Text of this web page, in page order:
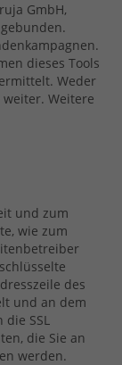
GmbH,
dieses Tools
Weder
Weitere
und zum
wie zum
des
und an dem
die SSL
die Sie an
werden.